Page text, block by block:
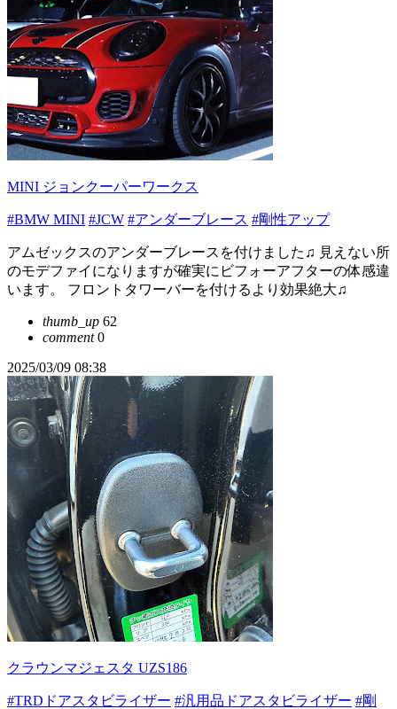
MINI ジョンクーパーワークス
#BMW MINI #JCW #アンダーブレース #剛性アップ
アムゼックスのアンダーブレースを付けました♫ 見えない所
のモデファイになりますが確実にビフォーアフターの体感違
います。 フロントタワーバーを付けるより効果絶大♫
thumb_up 62
comment0
2025/03/09 08:38
クラウンマジェスタ UZS186
#TRDドアスタビライザー #汎用品ドアスタビライザー #剛